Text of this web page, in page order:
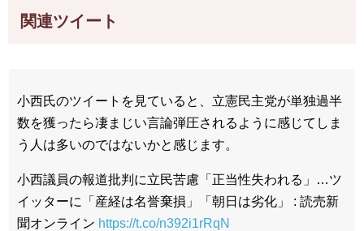
関連ツイート
小西氏のツイートを見ていると、立憲民主党が単独過半
数を獲ったら凄まじい言論弾圧されるように感じてしま
う人は多いのではないかと感じます。
小西議員の報道批判に立民苦慮「正当性失われる」…ツ
イッターに「産経は名誉棄損」「朝日は劣化」 : 読売新
聞オンライン https://t.co/n392i1rRqN